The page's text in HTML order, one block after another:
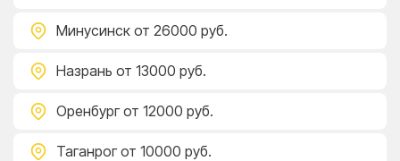
Минусинск от 26000 руб.
Назрань от 13000 руб.
Оренбург от 12000 руб.
Таганрог от 10000 руб.